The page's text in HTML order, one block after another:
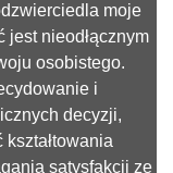
moje
jest nieodłącznym
osobistego.
i
decyzji,
satysfakcji ze